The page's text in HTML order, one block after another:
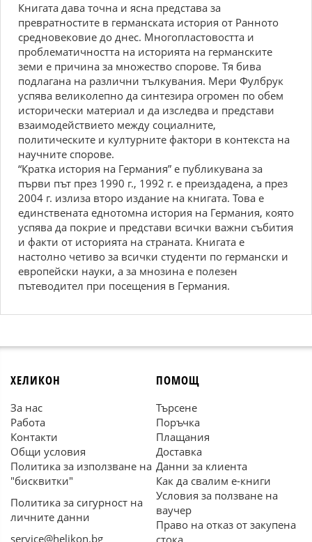
Книгата дава точна и ясна представа за
превратностите в германската история от Ранното
средновековие до днес. Многопластовостта и
проблематичността на историята на германските
земи е причина за множество спорове. Тя бива
подлагана на различни тълкувания. Мери Фулбрук
успява великолепно да синтезира огромен по обем
исторически материал и да изследва и представи
взаимодействието между социалните,
политическите и културните фактори в контекста на
научните спорове.
“Кратка история на Германия” е публикувана за
първи път през 1990 г., 1992 г. е преиздадена, а през
2004 г. излиза второ издание на книгата. Това е
единствената еднотомна история на Германия, която
успява да покрие и представи всички важни събития
и факти от историята на страната. Книгата е
настолно четиво за всички студенти по германски и
европейски науки, а за мнозина е полезен
пътеводител при посещения в Германия.
ХЕЛИКОН
За нас
Работа
Контакти
Общи условия
Политика за използване на
"бисквитки"
Политика за сигурност на
личните данни
service@helikon.bg
ПОМОЩ
Търсене
Поръчка
Плащания
Доставка
Данни за клиента
Как да свалим е-книги
Условия за ползване на
ваучер
Право на отказ от закупена
стока